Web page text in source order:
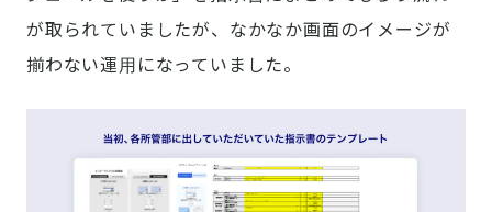
が取られていましたが、なかなか画面のイメージが
揃わない運用になっていました。